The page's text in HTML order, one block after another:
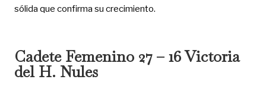
sólida que confirma su crecimiento.
Cadete Femenino 27 – 16 Victoria
del H. Nules